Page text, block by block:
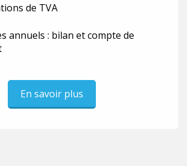
de TVA
annuels : bilan et compte de
En savoir plus